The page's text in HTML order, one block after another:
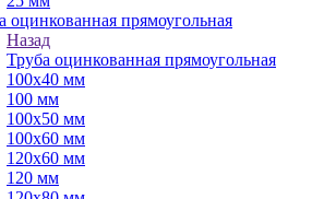
оцинкованная прямоугольная
Назад
Труба оцинкованная прямоугольная
100х40 мм
100 мм
100х50 мм
100х60 мм
120х60 мм
120 мм